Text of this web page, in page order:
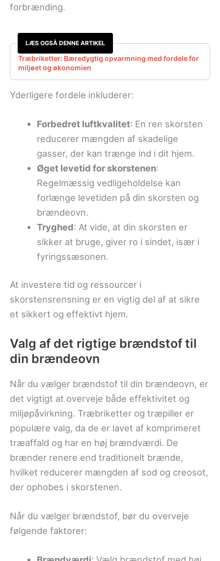
forbrænding.
LÆS OGSÅ DENNE ARTIKEL
Træbriketter: Bæredygtig opvarmning med fordele for
miljøet og økonomien
Yderligere fordele inkluderer:
Forbedret luftkvalitet: En ren skorsten
reducerer mængden af skadelige
gasser, der kan trænge ind i dit hjem.
Øget levetid for skorstenen:
Regelmæssig vedligeholdelse kan
forlænge levetiden på din skorsten og
brændeovn.
Tryghed: At vide, at din skorsten er
sikker at bruge, giver ro i sindet, især i
fyringssæsonen.
At investere tid og ressourcer i
skorstensrensning er en vigtig del af at sikre
et sikkert og effektivt hjem.
Valg af det rigtige brændstof til
din brændeovn
Når du vælger brændstof til din brændeovn, er
det vigtigt at overveje både effektivitet og
miljøpåvirkning. Træbriketter og træpiller er
populære valg, da de er lavet af komprimeret
træaffald og har en høj brændværdi. De
brænder renere end traditionelt brænde,
hvilket reducerer mængden af sod og creosot,
der ophobes i skorstenen.
Når du vælger brændstof, bør du overveje
følgende faktorer: